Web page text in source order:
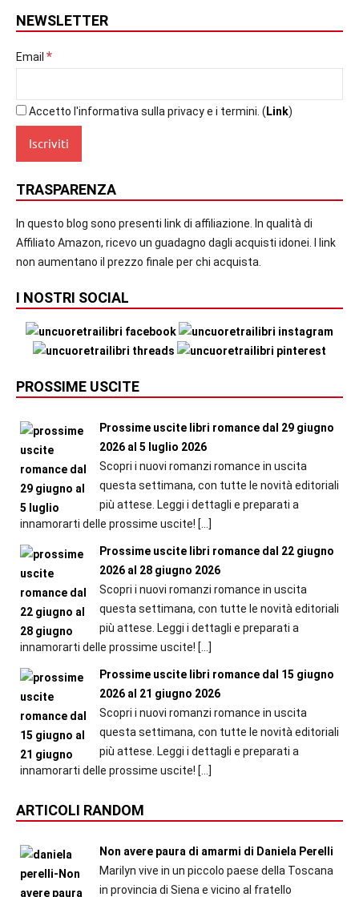
NEWSLETTER
Email *
Accetto l'informativa sulla privacy e i termini. ( Link)
TRASPARENZA
In questo blog sono presenti link di affiliazione. In qualità di
Affiliato Amazon, ricevo un guadagno dagli acquisti idonei. I link
non aumentano il prezzo finale per chi acquista.
I NOSTRI SOCIAL
PROSSIME USCITE
Prossime uscite libri romance dal 29 giugno
2026 al 5 luglio 2026
Scopri i nuovi romanzi romance in uscita
questa settimana, con tutte le novità editoriali
più attese. Leggi i dettagli e preparati a
innamorarti delle prossime uscite! […]
Prossime uscite libri romance dal 22 giugno
2026 al 28 giugno 2026
Scopri i nuovi romanzi romance in uscita
questa settimana, con tutte le novità editoriali
più attese. Leggi i dettagli e preparati a
innamorarti delle prossime uscite! […]
Prossime uscite libri romance dal 15 giugno
2026 al 21 giugno 2026
Scopri i nuovi romanzi romance in uscita
questa settimana, con tutte le novità editoriali
più attese. Leggi i dettagli e preparati a
innamorarti delle prossime uscite! […]
ARTICOLI RANDOM
Non avere paura di amarmi di Daniela Perelli
Marilyn vive in un piccolo paese della Toscana
in provincia di Siena e vicino al fratello